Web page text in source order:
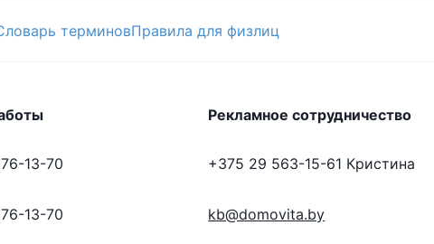
терминовПравила для физлиц
13-70
13-70
Рекламное сотрудничество
+375 29 563-15-61 Кристина
kb@domovita.by